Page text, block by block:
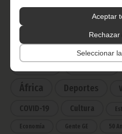
Aceptar
Rechazar
Seleccionar
Haz click aquí para
CATEGORÍAS
Noticias Gobierno
África
Deportes
COVID-19 Cultura
Economía Gente GE 50